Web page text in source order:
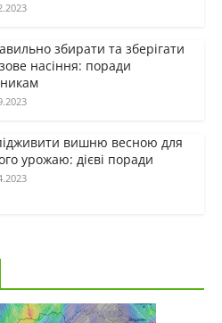
збирати та зберігати
насіння: поради
вишню весною для
урожаю: дієві поради